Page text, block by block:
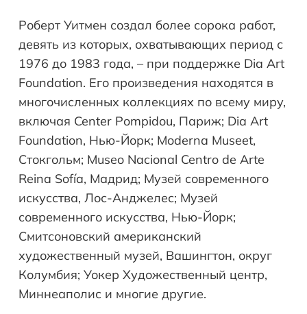
Роберт Уитмен создал более сорока работ,
девять из которых, охватывающих период с
1976 до 1983 года, – при поддержке Dia Art
Foundation. Его произведения находятся в
многочисленных коллекциях по всему миру,
включая Center Pompidou, Париж; Dia Art
Foundation, Нью-Йорк; Moderna Museet,
Стокгольм; Museo Nacional Centro de Arte
Reina Sofía, Мадрид; Музей современного
искусства, Лос-Анджелес; Музей
современного искусства, Нью-Йорк;
Смитсоновский американский
художественный музей, Вашингтон, округ
Колумбия; Уокер Художественный центр,
Миннеаполис и многие другие.